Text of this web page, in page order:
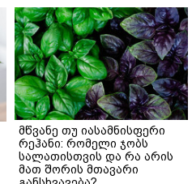
მწვანე თუ იასამნისფერი
რეჰანი: რომელი ჯობს
სალათისთვის და რა არის
მათ შორის მთავარი